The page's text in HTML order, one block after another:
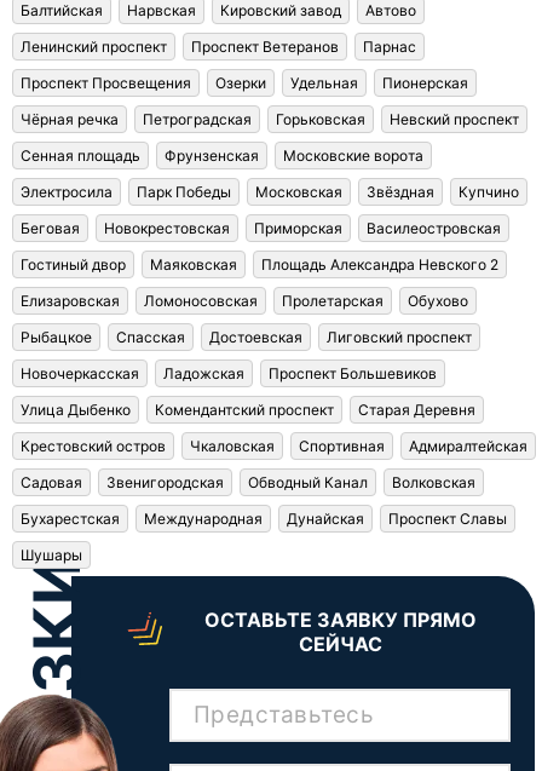
Балтийская
Нарвская Кировский завод
Автово
Ленинский проспект
Проспект Ветеранов
Парнас
Проспект Просвещения
Озерки Удельная
Пионерская
Чёрная речка
Петроградская Горьковская
Невский проспект
Сенная площадь
Фрунзенская
Московские ворота
Электросила
Парк Победы Московская Звёздная
Купчино
Беговая
Новокрестовская Приморская
Василеостровская
Гостиный двор
Маяковская
Площадь Александра Невского 2
Елизаровская
Ломоносовская Пролетарская
Обухово
Рыбацкое
Спасская Достоевская
Лиговский проспект
Новочеркасская
Ладожская
Проспект Большевиков
Улица Дыбенко
Комендантский проспект
Старая Деревня
Крестовский остров
Чкаловская Спортивная
Адмиралтейская
Садовая
Звенигородская Обводный Канал
Волковская
Бухарестская
Международная Дунайская
Проспект Славы
Шушары
ОСТАВЬТЕ ЗАЯВКУ ПРЯМО
СЕЙЧАС
Представьтесь